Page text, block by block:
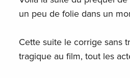
un peu de folie dans un
Cette suite le corrige sans
tragique au film, tout les